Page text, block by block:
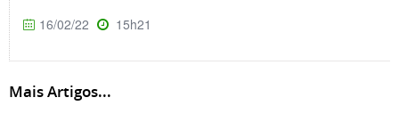
16/02/22 15h21
Mais Artigos...